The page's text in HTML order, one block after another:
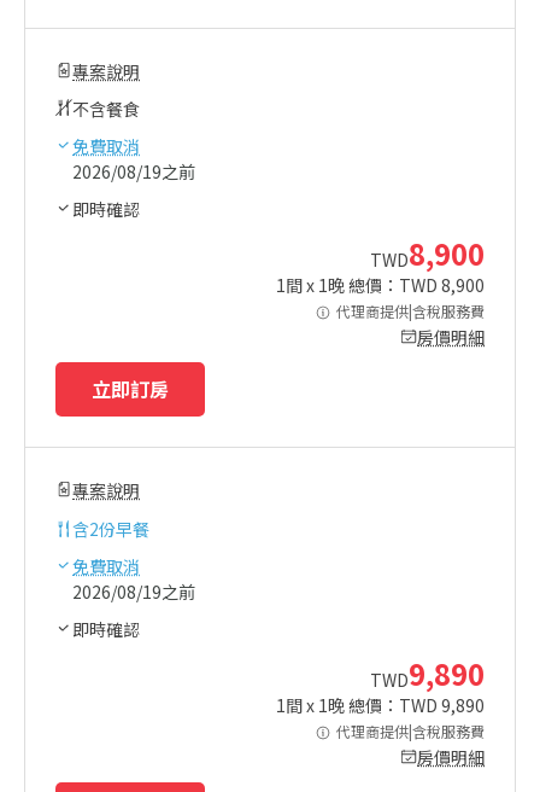
專案說明
不含餐食
免費取消
2026/08/19之前
即時確認
TWD8,900
1間 x 1晚 總價：TWD 8,900
代理商提供|含稅服務費
房價明細
立即訂房
專案說明
含2份早餐
免費取消
2026/08/19之前
即時確認
TWD9,890
1間 x 1晚 總價：TWD 9,890
代理商提供|含稅服務費
房價明細